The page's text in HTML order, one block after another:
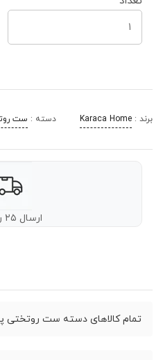
برند : Karaca Home دسته : ست
ارسال ۲۵ روز کاری
تمام کالاهای دسته ست روتختی